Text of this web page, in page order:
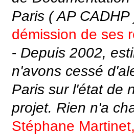
Paris ( AP CADHP
démission de ses
- Depuis 2002,
n'avons cessé
Paris sur l'état de
projet. Rien n'a
Stéphane